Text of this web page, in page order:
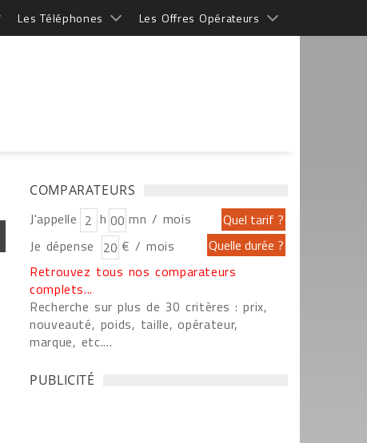
Les Téléphones Les Offres Opérateurs
COMPARATEURS
J'appelle h
mn / mois
Je dépense
€ / mois
Retrouvez tous nos comparateurs
complets...
Recherche sur plus de 30 critères : prix,
nouveauté, poids, taille, opérateur,
marque, etc....
PUBLICITÉ